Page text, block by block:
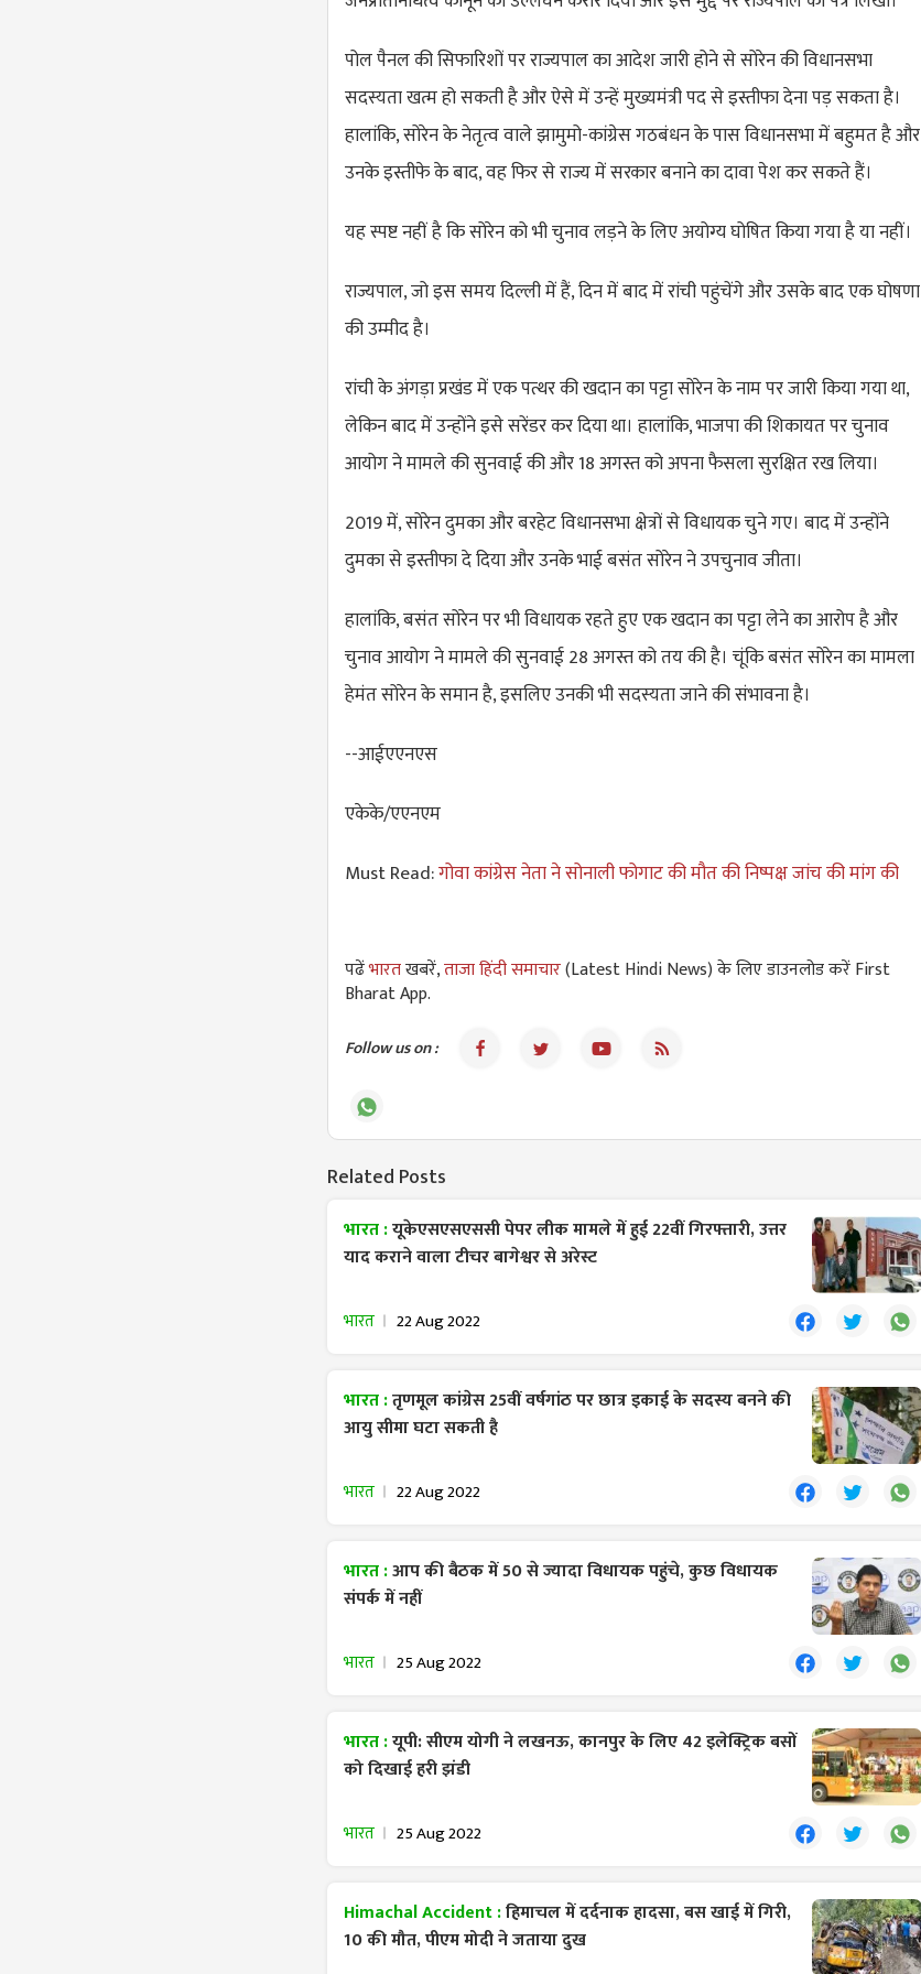
पोल पैनल की सिफारिशों पर राज्यपाल का आदेश जारी होने से सोरेन की विधानसभा
सदस्यता खत्म हो सकती है और ऐसे में उन्हें मुख्यमंत्री पद से इस्तीफा देना पड़ सकता है।
हालांकि, सोरेन के नेतृत्व वाले झामुमो-कांग्रेस गठबंधन के पास विधानसभा में बहुमत है और
उनके इस्तीफे के बाद, वह फिर से राज्य में सरकार बनाने का दावा पेश कर सकते हैं।
यह स्पष्ट नहीं है कि सोरेन को भी चुनाव लड़ने के लिए अयोग्य घोषित किया गया है या नहीं।
राज्यपाल, जो इस समय दिल्ली में हैं, दिन में बाद में रांची पहुंचेंगे और उसके बाद एक घोषणा
की उम्मीद है।
रांची के अंगड़ा प्रखंड में एक पत्थर की खदान का पट्टा सोरेन के नाम पर जारी किया गया था,
लेकिन बाद में उन्होंने इसे सरेंडर कर दिया था। हालांकि, भाजपा की शिकायत पर चुनाव
आयोग ने मामले की सुनवाई की और 18 अगस्त को अपना फैसला सुरक्षित रख लिया।
2019 में, सोरेन दुमका और बरहेट विधानसभा क्षेत्रों से विधायक चुने गए। बाद में उन्होंने
दुमका से इस्तीफा दे दिया और उनके भाई बसंत सोरेन ने उपचुनाव जीता।
हालांकि, बसंत सोरेन पर भी विधायक रहते हुए एक खदान का पट्टा लेने का आरोप है और
चुनाव आयोग ने मामले की सुनवाई 28 अगस्त को तय की है। चूंकि बसंत सोरेन का मामला
हेमंत सोरेन के समान है, इसलिए उनकी भी सदस्यता जाने की संभावना है।
--आईएएनएस
एकेके/एएनएम
Must Read:गोवा कांग्रेस नेता ने सोनाली फोगाट की मौत की निष्पक्ष जांच की मांग की
पढेंभारतखबरें,ताजा हिंदी समाचार(Latest Hindi News) के लिए डाउनलोड करें First
Bharat App.
Follow us on :
Related Posts
भारत :यूकेएसएसएससी पेपर लीक मामले में हुई 22वीं गिरफ्तारी, उत्तर
याद कराने वाला टीचर बागेश्वर से अरेस्ट
भारत 22 Aug 2022
भारत :तृणमूल कांग्रेस 25वीं वर्षगांठ पर छात्र इकाई के सदस्य बनने की
आयु सीमा घटा सकती है
भारत 22 Aug 2022
भारत :आप की बैठक में 50 से ज्यादा विधायक पहुंचे, कुछ विधायक
संपर्क में नहीं
भारत 25 Aug 2022
भारत :यूपी: सीएम योगी ने लखनऊ, कानपुर के लिए 42 इलेक्ट्रिक बसों
को दिखाई हरी झंडी
भारत 25 Aug 2022
Himachal Accident :हिमाचल में दर्दनाक हादसा, बस खाई में गिरी,
10 की मौत, पीएम मोदी ने जताया दुख